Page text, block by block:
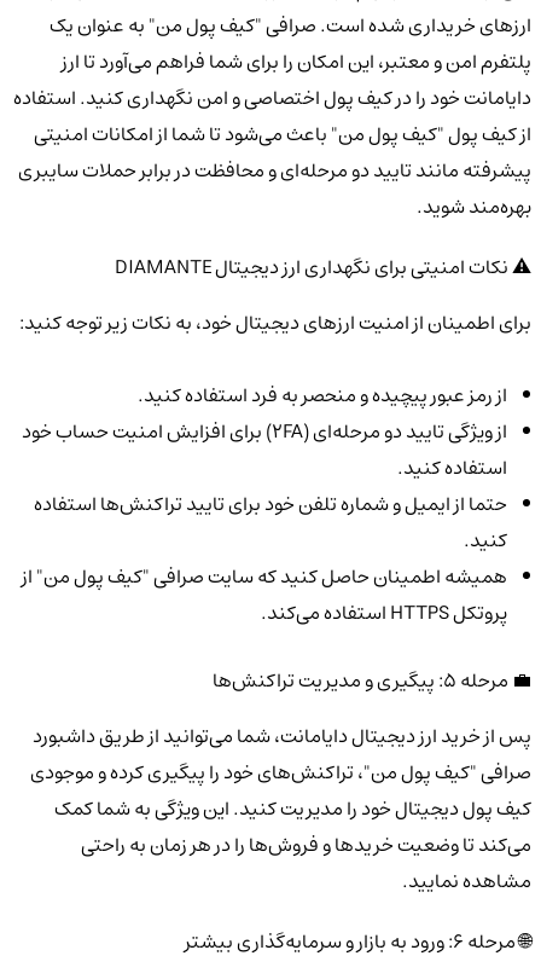
ارزهای خریداری شده است. صرافی "کیف پول من" به عنوان یک
پلتفرم امن و معتبر، این امکان را برای شما فراهم می‌آورد تا ارز
دایامانت خود را در کیف پول اختصاصی و امن نگهداری کنید. استفاده
از کیف پول "کیف پول من" باعث می‌شود تا شما از امکانات امنیتی
پیشرفته مانند تایید دو مرحله‌ای و محافظت در برابر حملات سایبری
بهره‌مند شوید.
⚠️ نکات امنیتی برای نگهداری ارز دیجیتال DIAMANTE
برای اطمینان از امنیت ارزهای دیجیتال خود، به نکات زیر توجه کنید:
از رمز عبور پیچیده و منحصر به فرد استفاده کنید.
از ویژگی تایید دو مرحله‌ای (2FA) برای افزایش امنیت حساب خود
استفاده کنید.
حتما از ایمیل و شماره تلفن خود برای تایید تراکنش‌ها استفاده
کنید.
همیشه اطمینان حاصل کنید که سایت صرافی "کیف پول من" از
پروتکل HTTPS استفاده می‌کند.
💼 مرحله 5: پیگیری و مدیریت تراکنش‌ها
پس از خرید ارز دیجیتال دایامانت، شما می‌توانید از طریق داشبورد
صرافی "کیف پول من"، تراکنش‌های خود را پیگیری کرده و موجودی
کیف پول دیجیتال خود را مدیریت کنید. این ویژگی به شما کمک
می‌کند تا وضعیت خریدها و فروش‌ها را در هر زمان به راحتی
مشاهده نمایید.
🌐 مرحله 6: ورود به بازار و سرمایه‌گذاری بیشتر